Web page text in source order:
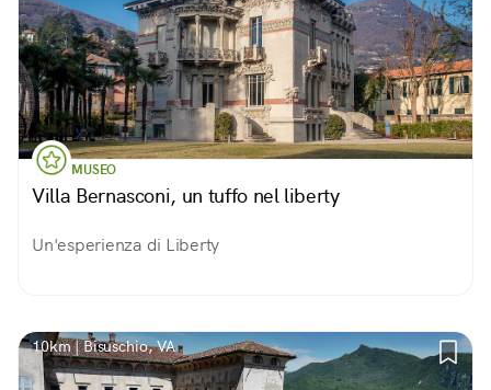
MUSEO
Villa Bernasconi, un tuffo nel liberty
Un'esperienza di Liberty
10km | Bisuschio, VA